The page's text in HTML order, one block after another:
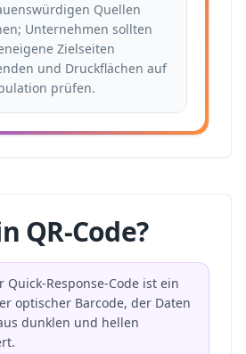
Quellen
Unternehmen sollten
Zielseiten
und Druckflächen auf
prüfen.
QR-Code?
Quick-Response-Code ist ein
optischer Barcode, der Daten
dunklen und hellen